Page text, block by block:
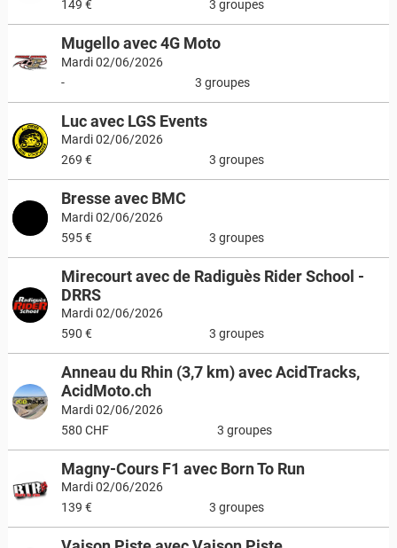
149 €
3 groupes
Mugello avec 4G Moto
Mardi 02/06/2026
-
3 groupes
Luc avec LGS Events
Mardi 02/06/2026
269 €
3 groupes
Bresse avec BMC
Mardi 02/06/2026
595 €
3 groupes
Mirecourt avec de Radiguès Rider School -
DRRS
Mardi 02/06/2026
590 €
3 groupes
Anneau du Rhin (3,7 km) avec AcidTracks,
AcidMoto.ch
Mardi 02/06/2026
580 CHF
3 groupes
Magny-Cours F1 avec Born To Run
Mardi 02/06/2026
139 €
3 groupes